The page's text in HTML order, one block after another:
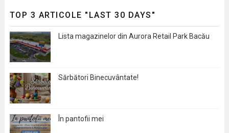
TOP 3 ARTICOLE "LAST 30 DAYS"
Lista magazinelor din Aurora Retail Park Bacău
Sărbători Binecuvântate!
În pantofii mei